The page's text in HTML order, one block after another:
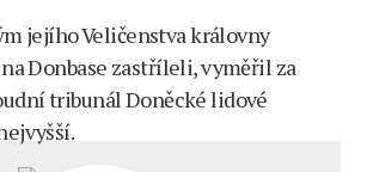
jejího Veličenstva královny
Donbase zastříleli, vyměřil za
tribunál Doněcké lidové